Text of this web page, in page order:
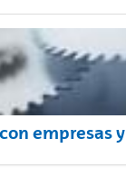
empresas